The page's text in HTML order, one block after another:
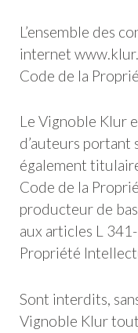
L’ensemble des
internet
Code de la
Le Vignoble Klur
d’auteurs portant
également
Code de la
producteur de
aux articles L
Propriété
Sont interdits,
Vignoble Klur